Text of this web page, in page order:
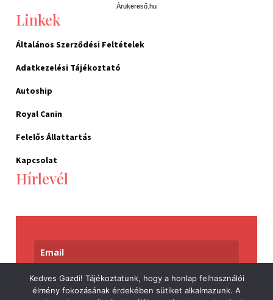
Árukereső.hu
Linkek
Általános Szerződési Feltételek
Adatkezelési Tájékoztató
Autoship
Royal Canin
Felelős Állattartás
Kapcsolat
Hírlevél
Feliratkozom
Kedves Gazdi! Tájékoztatunk, hogy a honlap felhasználói
élmény fokozásának érdekében sütiket alkalmazunk. A